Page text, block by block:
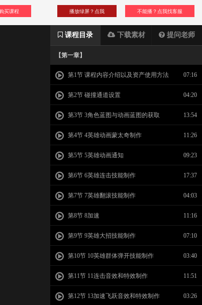
购买课程 不能播？点我找客服
播放绿屏？点我
课程目录 下载素材 提问老师
【第一章】
第1节 课程内容介绍以及资产使用方法 07:16
第2节 碰撞通道设置 04:20
第3节 3角色蓝图与动画蓝图的获取 13:54
第4节 4英雄动画蒙太奇制作 11:26
第5节 5英雄动画通知 09:23
第6节 6英雄连击技能制作 17:37
第7节 7英雄翻滚技能制作 04:03
第8节 8加速 11:16
第9节 9英雄大招技能制作 07:10
第10节 10英雄群体弹开技能制作 03:40
第11节 11连击音效和特效制作 11:51
第12节 13加速飞跃音效和特效制作 03:26